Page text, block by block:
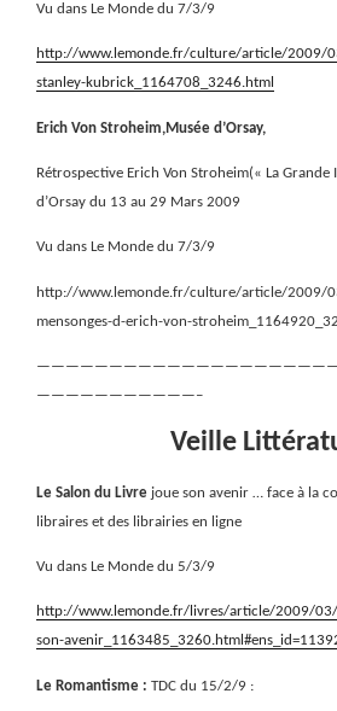
Vu dans Le Monde du 7/3/9
http://www.lemonde.fr/culture/article/2009/
stanley-kubrick_1164708_3246.html
Erich Von Stroheim,Musée d’Orsay,
Rétrospective Erich Von Stroheim(« La
d’Orsay du 13 au 29 Mars 2009
Vu dans Le Monde du 7/3/9
http://www.lemonde.fr/culture/article/2009/
mensonges-d-erich-von-
———————————–
Veille
Le Salon du Livre joue son avenir … face à la
libraires et des librairies en ligne
Vu dans Le Monde du 5/3/9
http://www.lemonde.fr/livres/article/2009/
son-
Le Romantisme : TDC du 15/2/9 :